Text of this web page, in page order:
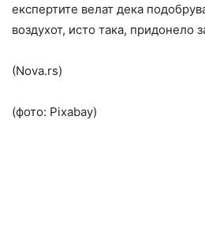
експертите велат дека
воздухот, исто така, придонело
(Nova.rs)
(фото: Pixabay)